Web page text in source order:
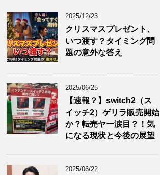
2025/12/23
クリスマスプレゼント、
いつ渡す？タイミング問
題の意外な答え
2025/06/25
【速報？】switch2（ス
イッチ2）ゲリラ販売開始
か？転売ヤー涙目？！気
になる現状と今後の展望
2025/06/22